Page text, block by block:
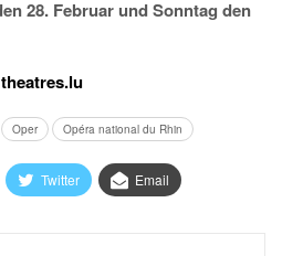
28. Februar und Sonntag den
theatres.lu
Oper Opéra national du Rhin
Twitter Email